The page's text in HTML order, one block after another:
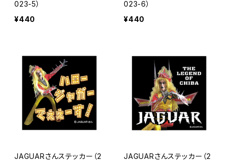
023-5）
¥440
023-6）
¥440
JAGUARさんステッカー（2
JAGUARさんステッカー（2